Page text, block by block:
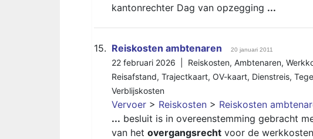
kantonrechter Dag van opzegging ...
15. Reiskosten ambtenaren 20 januari 2011
22 februari 2026 | Reiskosten, Ambtenaren,
Reisafstand, Trajectkaart, OV-kaart, Dienstreis,
Verblijskosten
Vervoer > Reiskosten > Reiskosten
... besluit is in overeenstemming gebracht
van het overgangsrecht voor de